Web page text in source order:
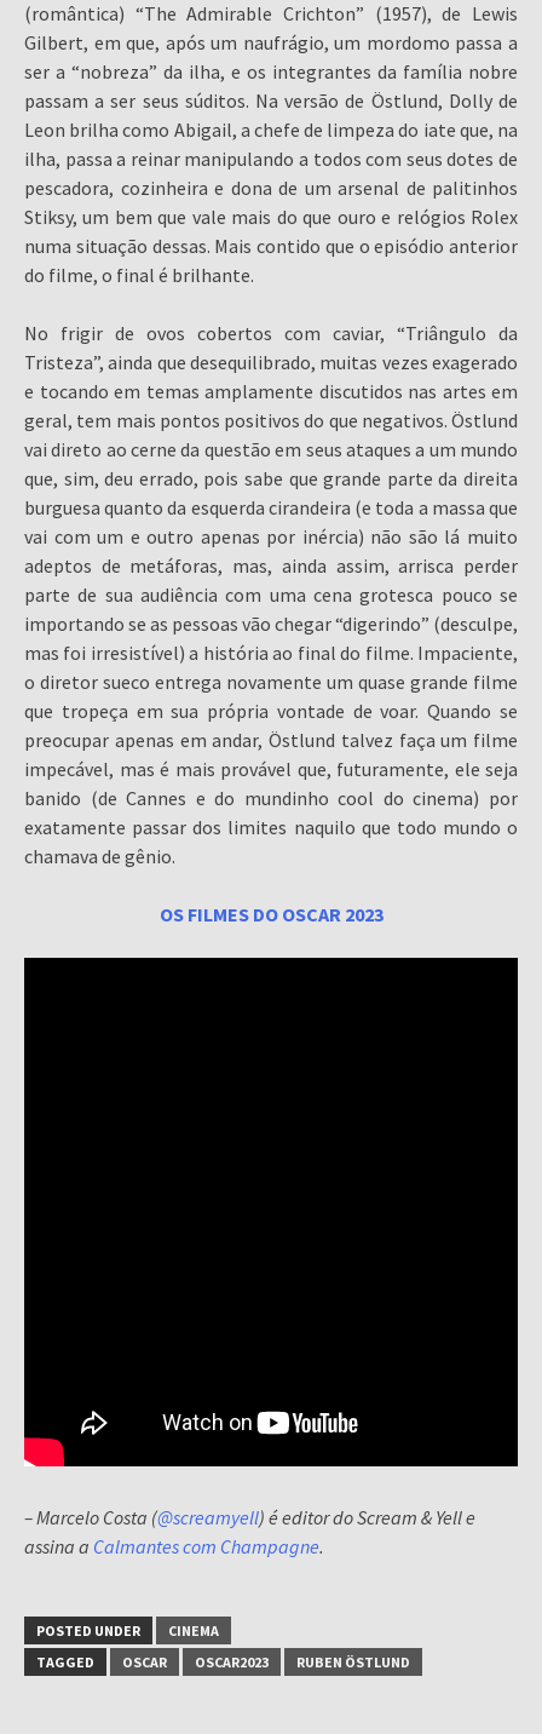
(romântica) “The Admirable Crichton” (1957), de Lewis
Gilbert, em que, após um naufrágio, um mordomo passa a
ser a “nobreza” da ilha, e os integrantes da família nobre
passam a ser seus súditos. Na versão de Östlund, Dolly de
Leon brilha como Abigail, a chefe de limpeza do iate que, na
ilha, passa a reinar manipulando a todos com seus dotes de
pescadora, cozinheira e dona de um arsenal de palitinhos
Stiksy, um bem que vale mais do que ouro e relógios Rolex
numa situação dessas. Mais contido que o episódio anterior
do filme, o final é brilhante.
No frigir de ovos cobertos com caviar, “Triângulo da
Tristeza”, ainda que desequilibrado, muitas vezes exagerado
e tocando em temas amplamente discutidos nas artes em
geral, tem mais pontos positivos do que negativos. Östlund
vai direto ao cerne da questão em seus ataques a um mundo
que, sim, deu errado, pois sabe que grande parte da direita
burguesa quanto da esquerda cirandeira (e toda a massa que
vai com um e outro apenas por inércia) não são lá muito
adeptos de metáforas, mas, ainda assim, arrisca perder
parte de sua audiência com uma cena grotesca pouco se
importando se as pessoas vão chegar “digerindo” (desculpe,
mas foi irresistível) a história ao final do filme. Impaciente,
o diretor sueco entrega novamente um quase grande filme
que tropeça em sua própria vontade de voar. Quando se
preocupar apenas em andar, Östlund talvez faça um filme
impecável, mas é mais provável que, futuramente, ele seja
banido (de Cannes e do mundinho cool do cinema) por
exatamente passar dos limites naquilo que todo mundo o
chamava de gênio.
OS FILMES DO OSCAR 2023
– Marcelo Costa (@screamyell) é editor do Scream & Yell e
assina a Calmantes com Champagne.
POSTED UNDER
CINEMA
TAGGED
OSCAR OSCAR2023 RUBEN ÖSTLUND